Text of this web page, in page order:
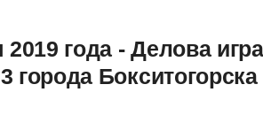
2019 года - Делова
Бокситогорска